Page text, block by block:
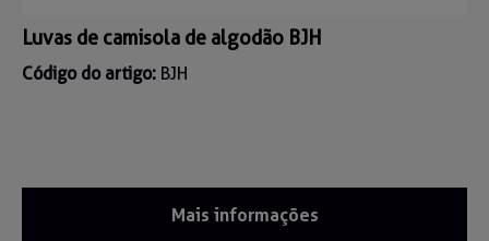
Luvas de camisola de algodão BJH
Código do artigo: BJH
Mais informações